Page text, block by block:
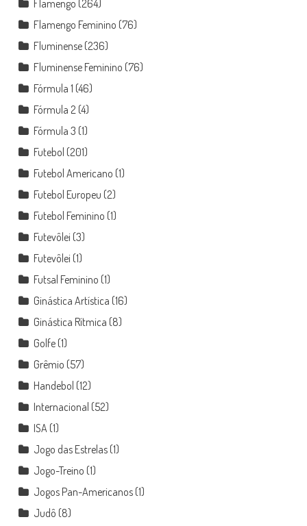
Flamengo (264)
Flamengo Feminino (76)
Fluminense(236)
Fluminense Feminino (76)
Fórmula 1 (46)
Fórmula 2 (4)
Fórmula 3 (1)
Futebol (201)
Futebol Americano (1)
Futebol Europeu (2)
Futebol Feminino (1)
Futevôlei (3)
Futevôlei (1)
Futsal Feminino (1)
Ginástica Artística (16)
Ginástica Rítmica (8)
Golfe(1)
Grêmio (57)
Handebol (12)
Internacional (52)
ISA (1)
Jogo das Estrelas(1)
Jogo-Treino (1)
Jogos Pan-Americanos(1)
Judô (8)